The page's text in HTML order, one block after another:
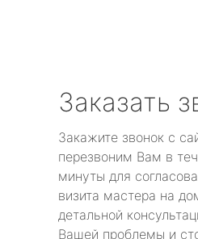
Заказать
Закажите звонок с
перезвоним Вам в
минуты для
визита мастера на
детальной
Вашей проблемы и